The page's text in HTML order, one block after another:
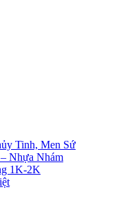
Tinh, Men Sứ
Nhựa Nhám
1K-2K